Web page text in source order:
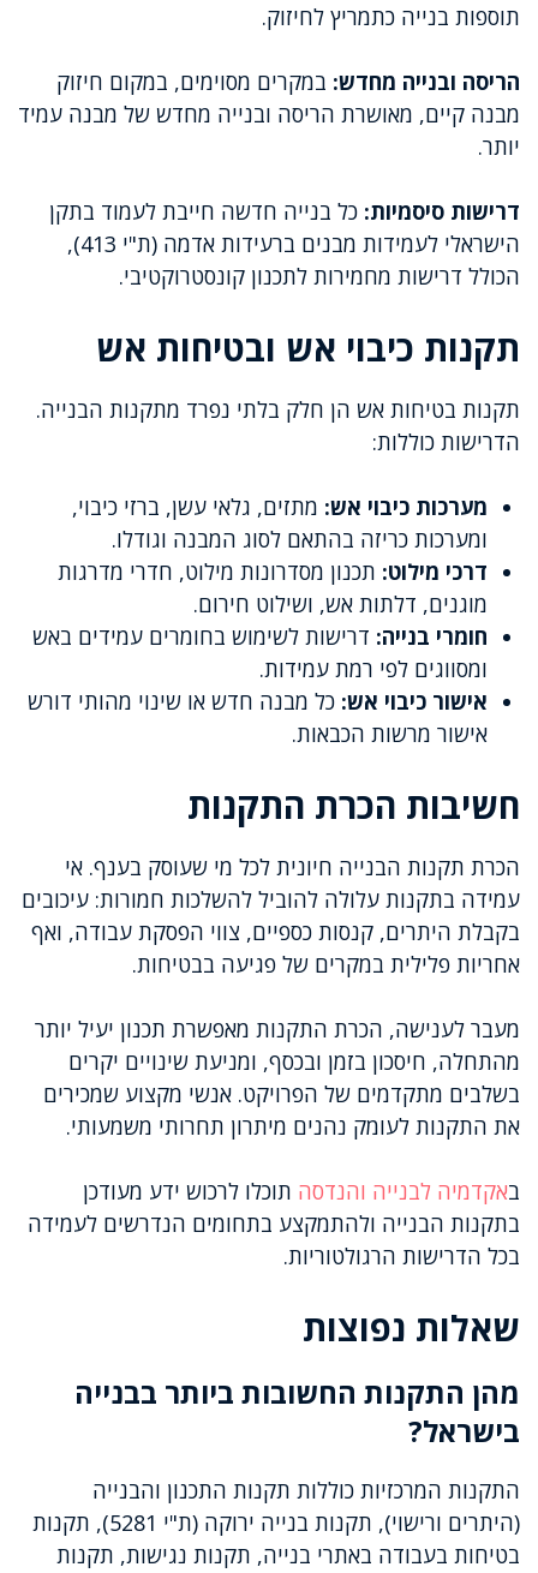
תוספות בנייה כתמריץ לחיזוק.
הריסה ובנייה מחדש: במקרים מסוימים, במקום חיזוק
מבנה קיים, מאושרת הריסה ובנייה מחדש של מבנה עמיד
יותר.
דרישות סיסמיות: כל בנייה חדשה חייבת לעמוד בתקן
הישראלי לעמידות מבנים ברעידות אדמה (ת"י 413),
הכולל דרישות מחמירות לתכנון קונסטרוקטיבי.
תקנות כיבוי אש ובטיחות אש
תקנות בטיחות אש הן חלק בלתי נפרד מתקנות הבנייה.
הדרישות כוללות:
מערכות כיבוי אש: מתזים, גלאי עשן, ברזי כיבוי,
ומערכות כריזה בהתאם לסוג המבנה וגודלו.
דרכי מילוט: תכנון מסדרונות מילוט, חדרי מדרגות
מוגנים, דלתות אש, ושילוט חירום.
חומרי בנייה: דרישות לשימוש בחומרים עמידים באש
ומסווגים לפי רמת עמידות.
אישור כיבוי אש: כל מבנה חדש או שינוי מהותי דורש
אישור מרשות הכבאות.
חשיבות הכרת התקנות
הכרת תקנות הבנייה חיונית לכל מי שעוסק בענף. אי
עמידה בתקנות עלולה להוביל להשלכות חמורות: עיכובים
בקבלת היתרים, קנסות כספיים, צווי הפסקת עבודה, ואף
אחריות פלילית במקרים של פגיעה בבטיחות.
מעבר לענישה, הכרת התקנות מאפשרת תכנון יעיל יותר
מהתחלה, חיסכון בזמן ובכסף, ומניעת שינויים יקרים
בשלבים מתקדמים של הפרויקט. אנשי מקצוע שמכירים
את התקנות לעומק נהנים מיתרון תחרותי משמעותי.
באקדמיה לבנייה והנדסה תוכלו לרכוש ידע מעודכן
בתקנות הבנייה ולהתמקצע בתחומים הנדרשים לעמידה
בכל הדרישות הרגולטוריות.
שאלות נפוצות
מהן התקנות החשובות ביותר בבנייה
בישראל?
התקנות המרכזיות כוללות תקנות התכנון והבנייה
(היתרים ורישוי), תקנות בנייה ירוקה (ת"י 5281), תקנות
בטיחות בעבודה באתרי בנייה, תקנות נגישות, תקנות